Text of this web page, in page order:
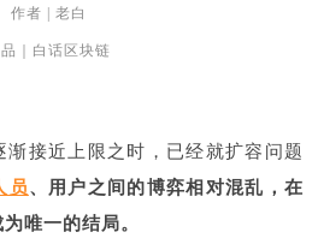
作者 | 老白
｜白话区块链
接近上限之时，已经就扩容问题
员、用户之间的博弈相对混乱，在
唯一的结局。